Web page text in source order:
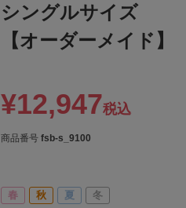
シングルサイズ
【オーダーメイド】
¥12,947税込
商品番号 fsb-s_9100
春 秋 夏 冬